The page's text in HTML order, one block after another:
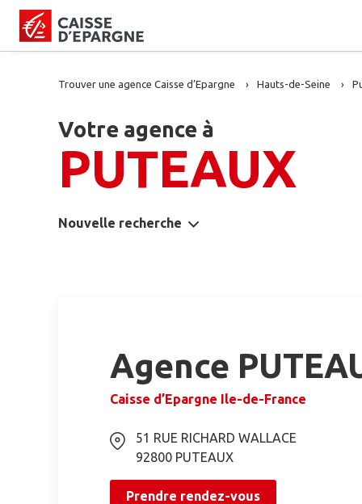
Trouver une agence Caisse d’Epargne Hauts-de-Seine
Votre agence à
PUTEAUX
Nouvelle recherche
Agence
Caisse d’Epargne Ile-de-France
51 RUE RICHARD WALLACE
92800 PUTEAUX
Prendre rendez-vous